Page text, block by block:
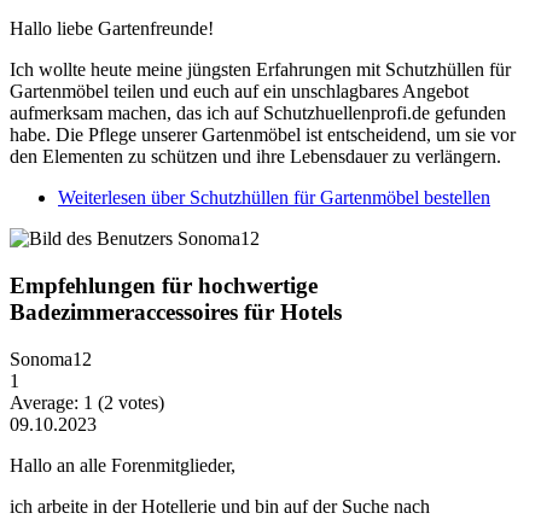
Hallo liebe Gartenfreunde!
Ich wollte heute meine jüngsten Erfahrungen mit Schutzhüllen für
Gartenmöbel teilen und euch auf ein unschlagbares Angebot
aufmerksam machen, das ich auf Schutzhuellenprofi.de gefunden
habe. Die Pflege unserer Gartenmöbel ist entscheidend, um sie vor
den Elementen zu schützen und ihre Lebensdauer zu verlängern.
Weiterlesen über Schutzhüllen für Gartenmöbel bestellen
Empfehlungen für hochwertige
Badezimmeraccessoires für Hotels
Sonoma12
1
Average: 1 (2 votes)
09.10.2023
Hallo an alle Forenmitglieder,
ich arbeite in der Hotellerie und bin auf der Suche nach